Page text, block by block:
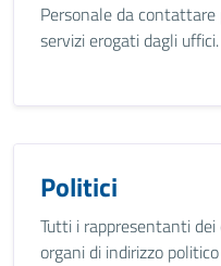
Personale da
servizi erogati dagli uffici.
Politici
Tutti i rappresentanti
organi di indirizzo